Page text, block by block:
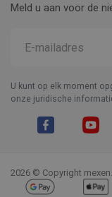
Meld u aan voor de
U kunt op elk moment
onze juridische
2026 © Copyright